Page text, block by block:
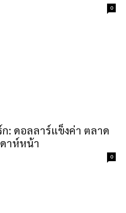
0
: ดอลลาร์แข็งค่า ตลาด
าห์หน้า
0